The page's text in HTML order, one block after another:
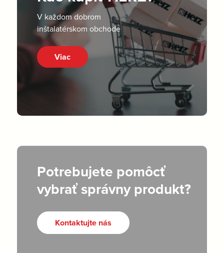
V každom dobrom
inštalatérskom obchode
Viac
Potrebujete pomôcť
vybrať správny produkt?
Kontaktujte nás